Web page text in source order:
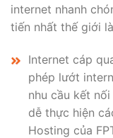
internet nhanh
tiến nhất thế giới
Internet cáp
phép lướt
nhu cầu kết
dễ thực hiện
Hosting của